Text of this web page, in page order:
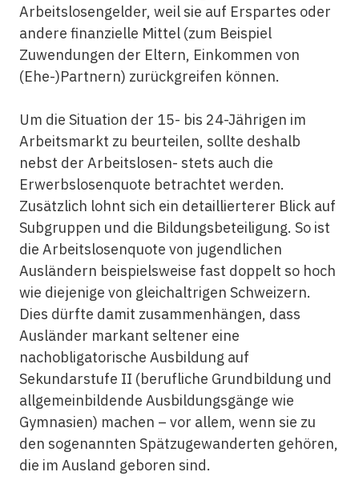
Arbeitslosengelder, weil sie auf Erspartes oder
andere finanzielle Mittel (zum Beispiel
Zuwendungen der Eltern, Einkommen von
(Ehe-)Partnern) zurückgreifen können.
Um die Situation der 15- bis 24-Jährigen im
Arbeitsmarkt zu beurteilen, sollte deshalb
nebst der Arbeitslosen- stets auch die
Erwerbslosenquote betrachtet werden.
Zusätzlich lohnt sich ein detaillierterer Blick auf
Subgruppen und die Bildungsbeteiligung. So ist
die Arbeitslosenquote von jugendlichen
Ausländern beispielsweise fast doppelt so hoch
wie diejenige von gleichaltrigen Schweizern.
Dies dürfte damit zusammenhängen, dass
Ausländer markant seltener eine
nachobligatorische Ausbildung auf
Sekundarstufe II (berufliche Grundbildung und
allgemeinbildende Ausbildungsgänge wie
Gymnasien) machen – vor allem, wenn sie zu
den sogenannten Spätzugewanderten gehören,
die im Ausland geboren sind.